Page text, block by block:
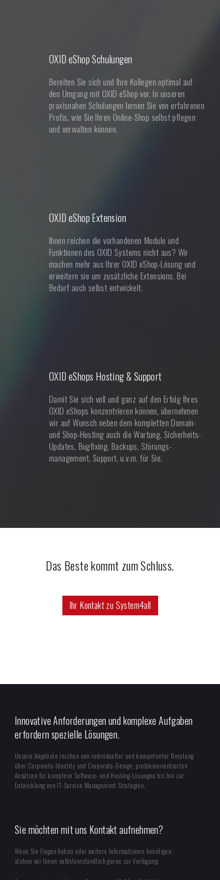
OXID eShop Schulungen
Bereiten Sie sich und Ihre Kollegen optimal auf
den Umgang mit OXID eShop vor. In unseren
praxisnahen Schulungen lernen Sie von erfahrenen
Profis, wie Sie Ihren Online-Shop selbst pflegen
und verwalten können.
OXID eShop Extension
Ihnen reichen die vorhandenen Module und
Funktionen des OXID Systems nicht aus? Wir
machen mehr aus Ihrer OXID eShop-Lösung und
erweitern sie um zusätzliche Extensions. Bei
Bedarf auch selbst entwickelt.
OXID eShops Hosting & Support
Damit Sie sich voll und ganz auf den Erfolg Ihres
OXID eShops konzentrieren können, übernehmen
wir auf Wunsch neben dem kompletten Domain-
und Shop-Hosting auch die Wartung, Sicherheits-
Updates, Bugfixing, Backups, Störungs­
management, Support, u.v.m. für Sie.
Das Beste kommt zum Schluss.
Ihr Kontakt zu System4all
Innovative Anforderungen und komplexe Aufgaben
erfordern spezielle Lösungen.
Unsere Angebote reichen von individueller und kompetenter Beratung
über Corporate-Identity und Corporate-Design, problemorientierten
Ansätzen für komplexe Software- und Hosting-Lösungen bis hin zur
Entwicklung von IT-Service Management Strategien.
Sie möchten mit uns Kontakt aufnehmen?
Wenn Sie Fragen haben oder weitere Informationen benötigen,
stehen wir Ihnen selbstverständlich gerne zur Verfügung.